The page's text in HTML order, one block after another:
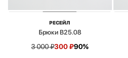
РЕСЕЙЛ
Брюки B25.08
3 000₽300₽90%